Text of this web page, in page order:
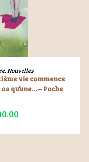
,Nouvelles
vie commence
qu’une… – Poche